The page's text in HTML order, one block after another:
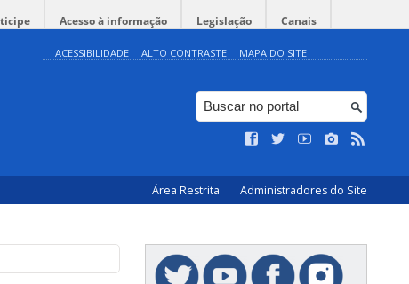
Acesso à informação Legislação Canais
ACESSIBILIDADE ALTO CONTRASTE MAPA DO SITE
Área Restrita Administradores do Site